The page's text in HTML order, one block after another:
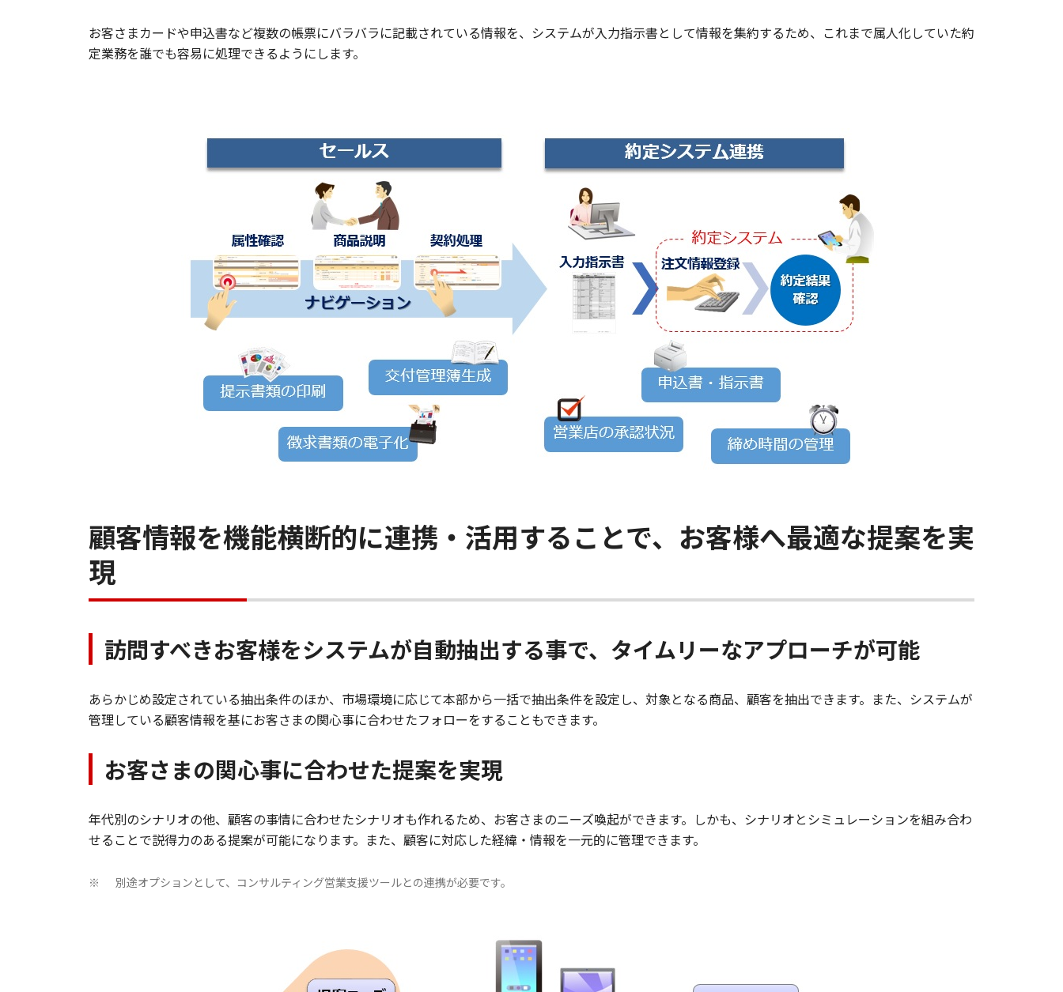
お客さまカードや申込書など複数の帳票にバラバラに記載されている情報を、システムが入力指示書として情報を集約するため、これまで属人化していた約
定業務を誰でも容易に処理できるようにします。
顧客情報を機能横断的に連携・活用することで、お客様へ最適な提案を実
現
訪問すべきお客様をシステムが自動抽出する事で、タイムリーなアプローチが可能
あらかじめ設定されている抽出条件のほか、市場環境に応じて本部から一括で抽出条件を設定し、対象となる商品、顧客を抽出できます。また、システムが
管理している顧客情報を基にお客さまの関心事に合わせたフォローをすることもできます。
お客さまの関心事に合わせた提案を実現
年代別のシナリオの他、顧客の事情に合わせたシナリオも作れるため、お客さまのニーズ喚起ができます。しかも、シナリオとシミュレーションを組み合わ
せることで説得力のある提案が可能になります。また、顧客に対応した経緯・情報を一元的に管理できます。
※ 別途オプションとして、コンサルティング営業支援ツールとの連携が必要です。